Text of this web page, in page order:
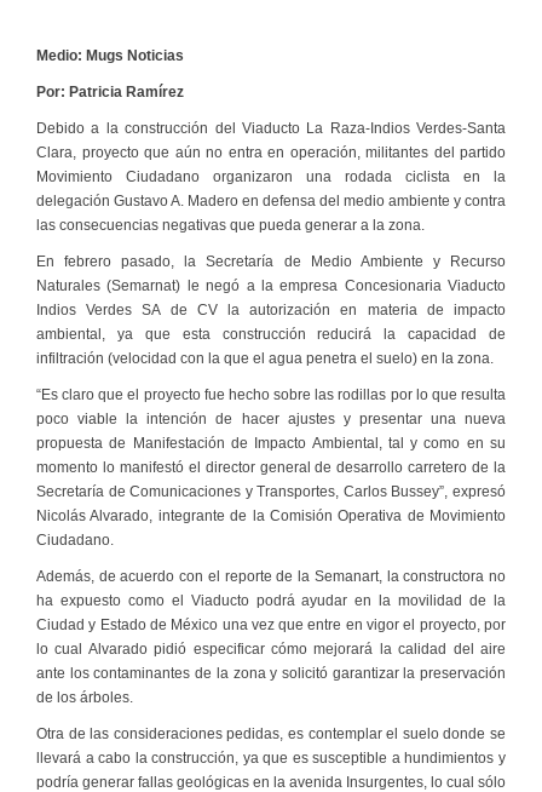
Medio: Mugs Noticias
Por: Patricia Ramírez
Debido a la construcción del Viaducto La Raza-Indios Verdes-Santa
Clara, proyecto que aún no entra en operación, militantes del partido
Movimiento Ciudadano organizaron una rodada ciclista en la
delegación Gustavo A. Madero en defensa del medio ambiente y contra
las consecuencias negativas que pueda generar a la zona.
En febrero pasado, la Secretaría de Medio Ambiente y Recurso
Naturales (Semarnat) le negó a la empresa Concesionaria Viaducto
Indios Verdes SA de CV la autorización en materia de impacto
ambiental, ya que esta construcción reducirá la capacidad de
infiltración (velocidad con la que el agua penetra el suelo) en la zona.
“Es claro que el proyecto fue hecho sobre las rodillas por lo que resulta
poco viable la intención de hacer ajustes y presentar una nueva
propuesta de Manifestación de Impacto Ambiental, tal y como en su
momento lo manifestó el director general de desarrollo carretero de la
Secretaría de Comunicaciones y Transportes, Carlos Bussey”, expresó
Nicolás Alvarado, integrante de la Comisión Operativa de Movimiento
Ciudadano.
Además, de acuerdo con el reporte de la Semanart, la constructora no
ha expuesto como el Viaducto podrá ayudar en la movilidad de la
Ciudad y Estado de México una vez que entre en vigor el proyecto, por
lo cual Alvarado pidió especificar cómo mejorará la calidad del aire
ante los contaminantes de la zona y solicitó garantizar la preservación
de los árboles.
Otra de las consideraciones pedidas, es contemplar el suelo donde se
llevará a cabo la construcción, ya que es susceptible a hundimientos y
podría generar fallas geológicas en la avenida Insurgentes, lo cual sólo